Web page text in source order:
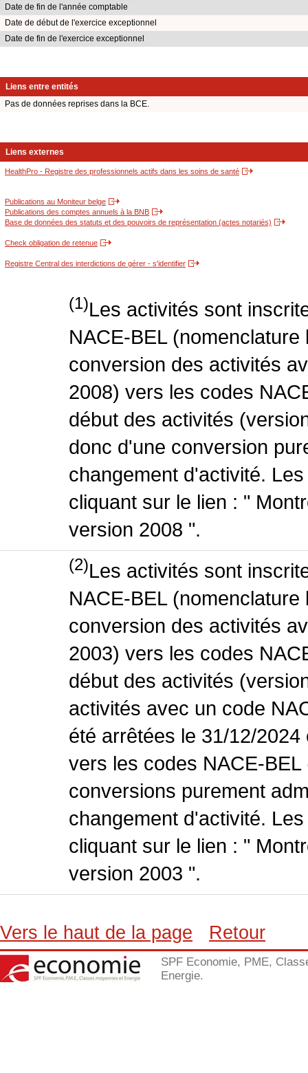
Date de fin de l'année comptable
Date de début de l'exercice exceptionnel
Date de fin de l'exercice exceptionnel
Liens entre entités
Pas de données reprises dans la BCE.
Liens externes
HealthPro - Registre des professionnels actifs dans les soins de santé
Publications au Moniteur belge
Publications des comptes annuels à la BNB
Base de données des statuts et des pouvoirs de représentation (actes notariés)
Check obligation de retenue
Registre Central des interdictions de gérer - s'identifier
(1)Les activités sont
NACE-BEL
conversion des activités
2008) vers les codes
début des activités
donc d'une conversion
changement d'activité.
cliquant sur le lien : "
version 2008 ".
(2)Les activités sont
NACE-BEL
conversion des activités
2003) vers les codes
début des activités
activités avec un code
été arrêtées le 31/12/
vers les codes NACE-
conversions purement
changement d'activité.
cliquant sur le lien : "
version 2003 ".
Vers le haut de la page Retour
SPF Economie, PME,
Energie.